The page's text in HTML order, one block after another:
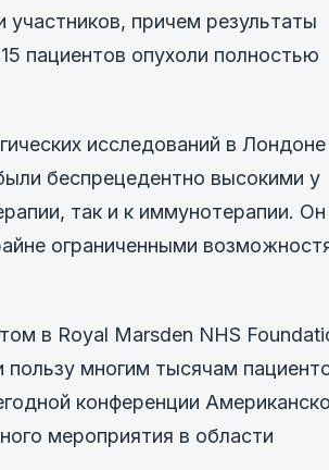
причем результаты
пациентов опухоли полностью
исследований в Лондоне
беспрецедентно высокими у
так и к иммунотерапии. Он
ограниченными
в Royal Marsden NHS
пользу многим тысячам
конференции
мероприятия в области